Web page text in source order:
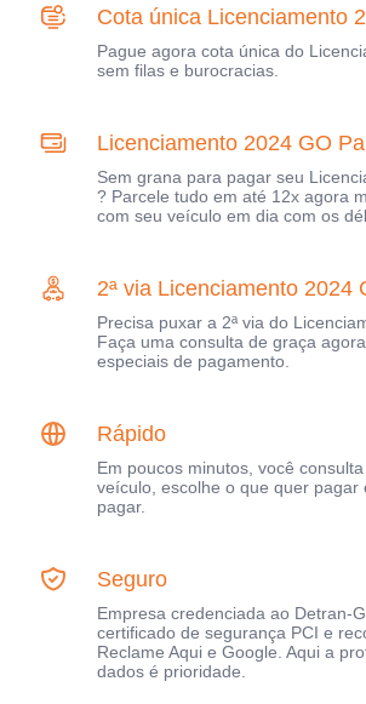
Cota única Licenciamento
Pague agora cota única do
sem filas e burocracias.
Licenciamento 2024 GO
Sem grana para pagar seu
? Parcele tudo em até 12x agora
com seu veículo em dia com os
2ª via Licenciamento 2024
Precisa puxar a 2ª via do
Faça uma consulta de graça
especiais de pagamento.
Rápido
Em poucos minutos, você
veículo, escolhe o que quer pagar
pagar.
Seguro
Empresa credenciada ao Detran-
certificado de segurança PCI e
Reclame Aqui e Google. Aqui a
dados é prioridade.